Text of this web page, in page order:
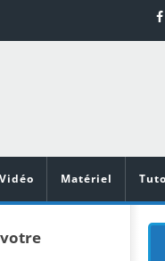
Matériel